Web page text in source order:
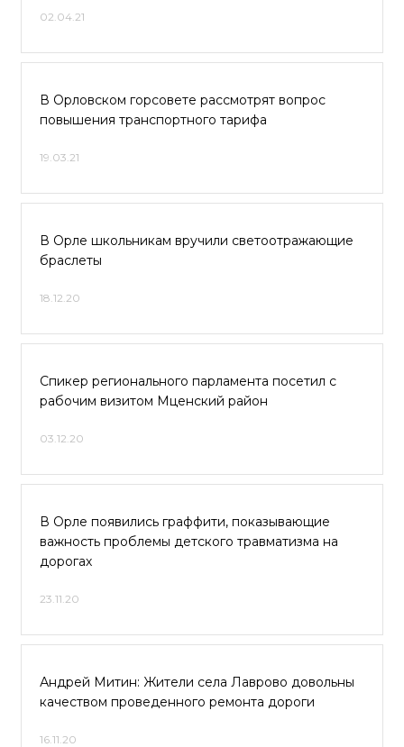
02.04.21
В Орловском горсовете рассмотрят вопрос
повышения транспортного тарифа
19.03.21
В Орле школьникам вручили светоотражающие
браслеты
18.12.20
Спикер регионального парламента посетил с
рабочим визитом Мценский район
03.12.20
В Орле появились граффити, показывающие
важность проблемы детского травматизма на
дорогах
23.11.20
Андрей Митин: Жители села Лаврово довольны
качеством проведенного ремонта дороги
16.11.20